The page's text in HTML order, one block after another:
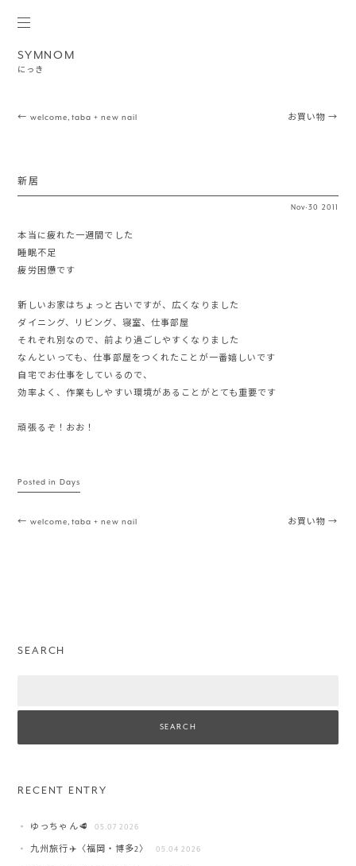
SYMNOM
にっき
Post navigation
← welcome,taba + new nail お買い物→
新居
Nov·30 2011
本当に疲れた一週間でした
睡眠不足
疲労困憊です
新しいお家はちょっと古いですが、広くなりました
ダイニング、リビング、寝室、仕事部屋
それぞれ別なので、前より過ごしやすくなりました
なんといっても、仕事部屋をつくれたことが一番嬉しいです
自宅でお仕事をしているので、
効率よく、作業もしやすい環境があることがとても重要です
頑張るぞ！おお！
Posted in Days
Post navigation
← welcome,taba + new nail お買い物→
SEARCH
RECENT ENTRY
ゆっちゃん🥩 05.07 2026
九州旅行✈️〈福岡・博多2〉 05.04 2026